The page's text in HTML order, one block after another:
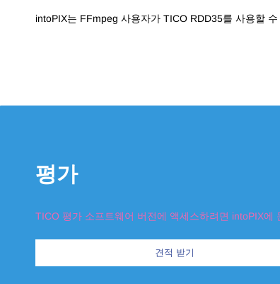
intoPIX는 FFmpeg 사용자가 TICO RDD35를 사용할
평가
TICO 평가 소프트웨어 버전에 액세스하려면 intoPIX에
견적 받기